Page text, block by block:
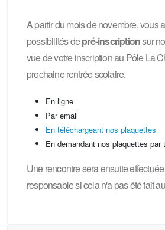
A partir du mois de novembre, vous
possibilités depré-inscriptionsur
vue de votre inscription au Pôle La
prochaine rentrée scolaire.
En ligne
Par email
En téléchargeant nos plaquettes
En demandant nos plaquettes par
Une rencontre sera ensuite
responsable si cela n'a pas été fait